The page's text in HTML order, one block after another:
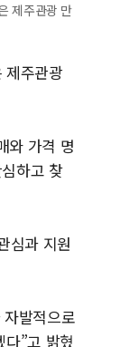
제주관광 만
제주관광
와 가격 명
하고 찾
심과 지원
발적으로
”고 밝혔